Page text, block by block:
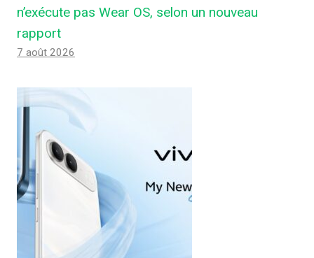
n’exécute pas Wear OS, selon un nouveau
rapport
7 août 2026